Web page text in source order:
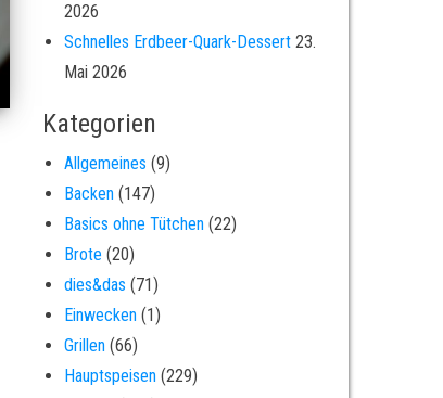
2026
Schnelles Erdbeer-Quark-Dessert 23.
Mai 2026
Kategorien
Allgemeines (9)
Backen(147)
Basics ohne Tütchen(22)
Brote (20)
dies&das (71)
Einwecken(1)
Grillen(66)
Hauptspeisen(229)